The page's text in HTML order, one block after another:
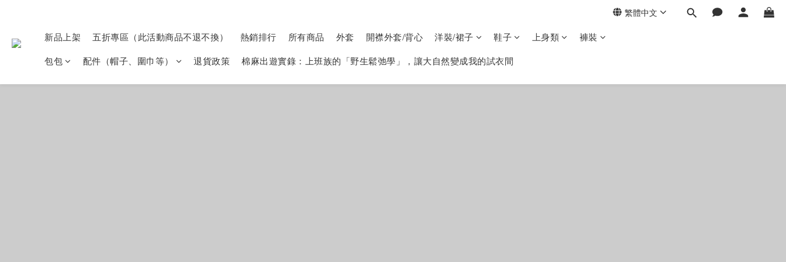
繁體中文
新品上架 五折專區（此活動商品不退不換） 熱銷排行 所有商品 外套 開襟外套/背心 洋裝/裙子 鞋子 上身類
褲裝
包包
配件（帽子、圍巾等） 退貨政策 棉麻出遊實錄：上班族的「野生鬆弛學」，讓大自然變成我的試衣間